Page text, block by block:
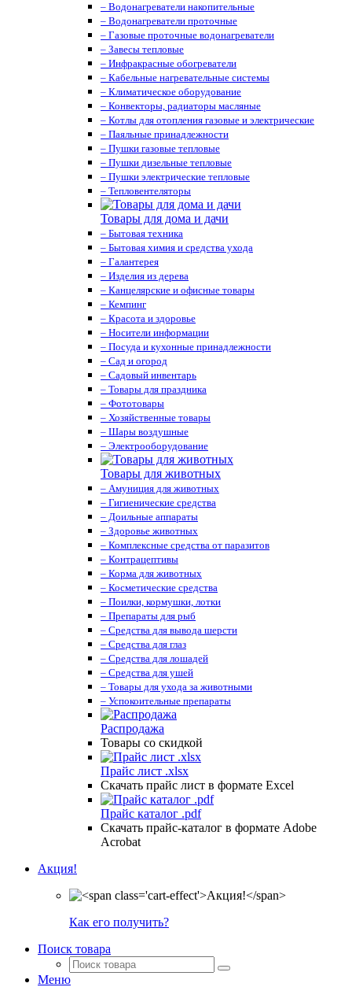
– Водонагреватели накопительные
– Водонагреватели проточные
– Газовые проточные водонагреватели
– Завесы тепловые
– Инфракрасные обогреватели
– Кабельные нагревательные системы
– Климатическое оборудование
– Конвекторы, радиаторы масляные
– Котлы для отопления газовые и электрические
– Паяльные принадлежности
– Пушки газовые тепловые
– Пушки дизельные тепловые
– Пушки электрические тепловые
– Тепловентеляторы
Товары для дома и дачи
– Бытовая техника
– Бытовая химия и средства ухода
– Галантерея
– Изделия из дерева
– Канцелярские и офисные товары
– Кемпинг
– Красота и здоровье
– Носители информации
– Посуда и кухонные принадлежности
– Сад и огород
– Садовый инвентарь
– Товары для праздника
– Фототовары
– Хозяйственные товары
– Шары воздушные
– Электрооборудование
Товары для животных
– Амуниция для животных
– Гигиенические средства
– Доильные аппараты
– Здоровье животных
– Комплексные средства от паразитов
– Контрацептивы
– Корма для животных
– Косметические средства
– Поилки, кормушки, лотки
– Препараты для рыб
– Средства для вывода шерсти
– Средства для глаз
– Средства для лошадей
– Средства для ушей
– Товары для ухода за животными
– Успокоительные препараты
Распродажа
Товары со скидкой
Прайс лист .xlsx
Скачать прайс лист в формате Excel
Прайс каталог .pdf
Скачать прайс-каталог в формате Adobe
Acrobat
Акция!
Как его получить?
Поиск товара
Меню